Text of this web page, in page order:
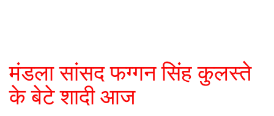
बिजनेस
राशिफल
मंडला सांसद फग्गन सिंह कुलस्ते
के बेटे शादी आज